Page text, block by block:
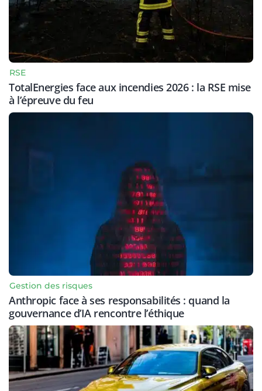
RSE
TotalEnergies face aux incendies 2026 : la RSE mise
à l’épreuve du feu
Gestion des risques
Anthropic face à ses responsabilités : quand la
gouvernance d’IA rencontre l’éthique